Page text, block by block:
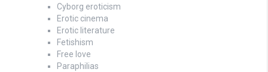
Cyborg eroticism
Erotic cinema
Erotic literature
Fetishism
Free love
Paraphilias